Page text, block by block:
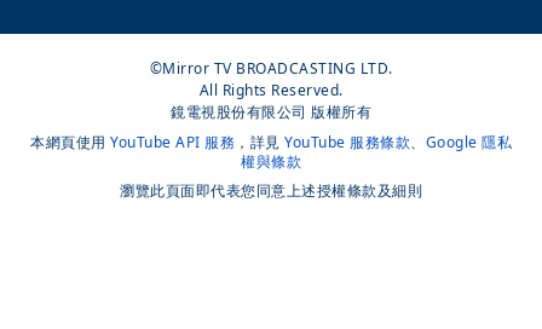
©Mirror TV BROADCASTING LTD.
All Rights Reserved.
鏡電視股份有限公司 版權所有
本網頁使用 YouTube API 服務 ，詳見 YouTube 服務條款、 Google 隱私
權與條款
瀏覽此頁面即代表您同意上述授權條款及細則